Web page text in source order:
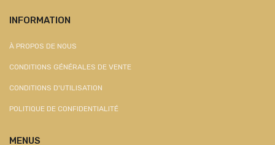
INFORMATION
À PROPOS DE NOUS
CONDITIONS GÉNÉRALES DE VENTE
CONDITIONS D'UTILISATION
POLITIQUE DE CONFIDENTIALITÉ
MENUS